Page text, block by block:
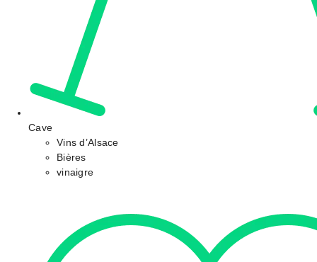
Cave
Vins d’Alsace
Bières
vinaigre